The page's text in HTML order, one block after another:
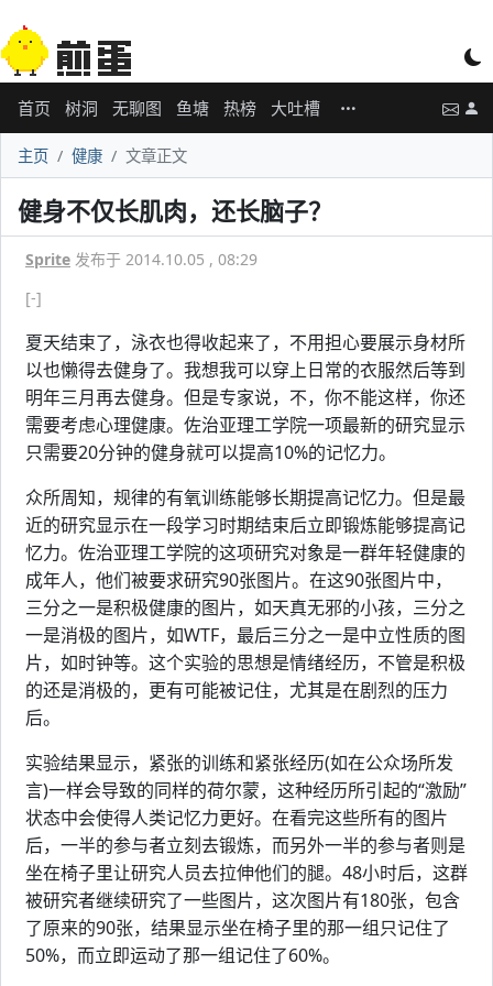
首页 树洞 无聊图 鱼塘 热榜 大吐槽
主页 健康 文章正文
健身不仅长肌肉，还长脑子？
Sprite 发布于 2014.10.05 , 08:29
[-]
夏天结束了，泳衣也得收起来了，不用担心要展示身材所
以也懒得去健身了。我想我可以穿上日常的衣服然后等到
明年三月再去健身。但是专家说，不，你不能这样，你还
需要考虑心理健康。佐治亚理工学院一项最新的研究显示
只需要20分钟的健身就可以提高10%的记忆力。
众所周知，规律的有氧训练能够长期提高记忆力。但是最
近的研究显示在一段学习时期结束后立即锻炼能够提高记
忆力。佐治亚理工学院的这项研究对象是一群年轻健康的
成年人，他们被要求研究90张图片。在这90张图片中，
三分之一是积极健康的图片，如天真无邪的小孩，三分之
一是消极的图片，如WTF，最后三分之一是中立性质的图
片，如时钟等。这个实验的思想是情绪经历，不管是积极
的还是消极的，更有可能被记住，尤其是在剧烈的压力
后。
实验结果显示，紧张的训练和紧张经历(如在公众场所发
言)一样会导致的同样的荷尔蒙，这种经历所引起的“激励”
状态中会使得人类记忆力更好。在看完这些所有的图片
后，一半的参与者立刻去锻炼，而另外一半的参与者则是
坐在椅子里让研究人员去拉伸他们的腿。48小时后，这群
被研究者继续研究了一些图片，这次图片有180张，包含
了原来的90张，结果显示坐在椅子里的那一组只记住了
50%，而立即运动了那一组记住了60%。